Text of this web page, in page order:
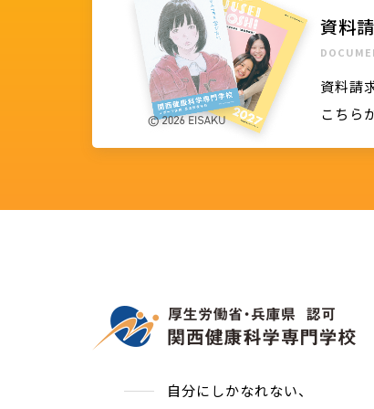
資料
資料請
こちら
自分にしかなれない、